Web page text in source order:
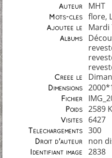
Auteur MHT
Mots-clés flore,
Ajoutée le Mardi
Albums
Créée le
Dimensions
Fichier
Poids 2589
Visites 6427
Téléchargements 300
Droit d'auteur non
Identifiant image 2838